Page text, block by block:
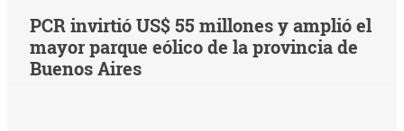
PCR invirtió US$ 55 millones y amplió el
mayor parque eólico de la provincia de
Buenos Aires